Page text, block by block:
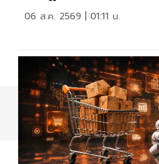
06 ส.ค. 2569 | 01:11 น.